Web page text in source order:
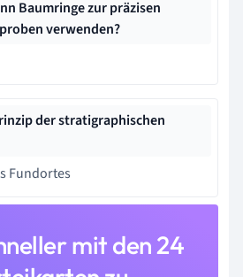
Baumringe zur präzisen
verwenden?
der stratigraphischen
Fundortes
mit den 24